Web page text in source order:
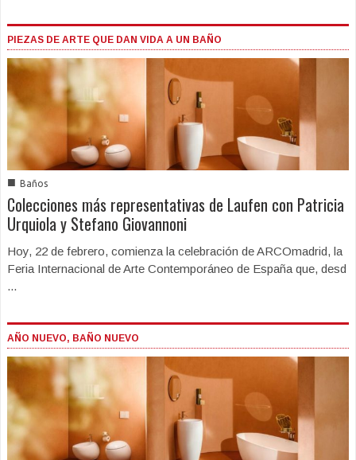
PIEZAS DE ARTE QUE DAN VIDA A UN BAÑO
■ Baños
Colecciones más representativas de Laufen con Patricia
Urquiola y Stefano Giovannoni
Hoy, 22 de febrero, comienza la celebración de ARCOmadrid, la
Feria Internacional de Arte Contemporáneo de España que, desd
...
AÑO NUEVO, BAÑO NUEVO